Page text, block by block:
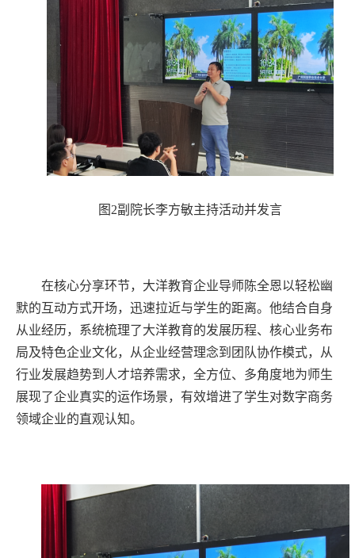
图2副院长李方敏主持活动并发言
在核心分享环节，大洋教育企业导师陈全恩以轻松幽
默的互动方式开场，迅速拉近与学生的距离。他结合自身
从业经历，系统梳理了大洋教育的发展历程、核心业务布
局及特色企业文化，从企业经营理念到团队协作模式，从
行业发展趋势到人才培养需求，全方位、多角度地为师生
展现了企业真实的运作场景，有效增进了学生对数字商务
领域企业的直观认知。